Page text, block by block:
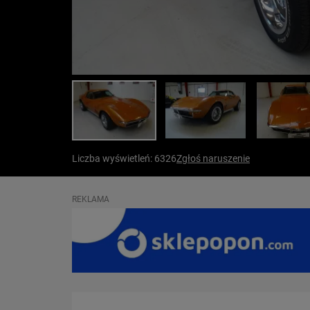
Liczba wyświetleń: 6326Zgłoś naruszenie
REKLAMA